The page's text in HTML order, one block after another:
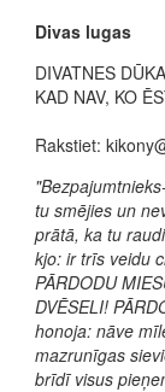
Divas lugas
DIVATNES
KAD NAV, KO
Rakstiet:
tu smējies un
prātā, ka tu
kjo: ir trīs veidu
PĀRDODU
DVĒSELI!
honoja: nāve
mazrunīgas
brīdī visus